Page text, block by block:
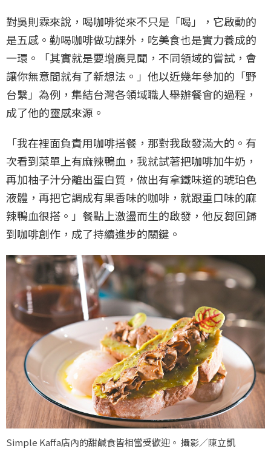
對吳則霖來說，喝咖啡從來不只是「喝」，它啟動的
是五感。勤喝咖啡做功課外，吃美食也是實力養成的
一環。「其實就是要增廣見聞，不同領域的嘗試，會
讓你無意間就有了新想法。」他以近幾年參加的「野
台繫」為例，集結台灣各領域職人舉辦餐會的過程，
成了他的靈感來源。
「我在裡面負責用咖啡搭餐，那對我啟發滿大的。有
次看到菜單上有麻辣鴨血，我就試著把咖啡加牛奶，
再加柚子汁分離出蛋白質，做出有拿鐵味道的琥珀色
液體，再把它調成有果香味的咖啡，就跟重口味的麻
辣鴨血很搭。」餐點上激盪而生的啟發，他反芻回歸
到咖啡創作，成了持續進步的關鍵。
Simple Kaffa店內的甜鹹食皆相當受歡迎。 攝影／陳立凱